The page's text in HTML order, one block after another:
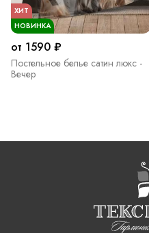
ХИТ
НОВИНКА
от 1590 ₽
Постельное белье сатин люкс -
Вечер